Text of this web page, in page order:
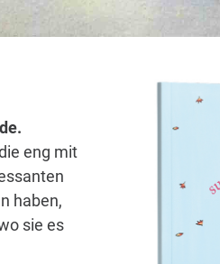
eng mit
haben,
sie es